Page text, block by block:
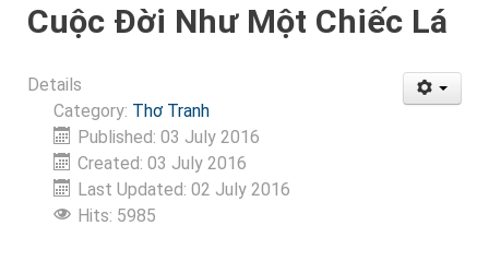
Cuộc Đời Như Một Chiếc Lá
Details
Category: Thơ Tranh
Published: 03 July 2016
Created: 03 July 2016
Last Updated: 02 July 2016
Hits: 5985